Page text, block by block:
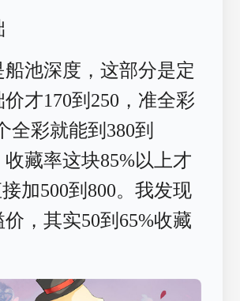
池深度，这部分是定
才170到250，准全彩
全彩就能到380到
藏率这块85%以上才
加500到800。我发现
，其实50到65%收藏